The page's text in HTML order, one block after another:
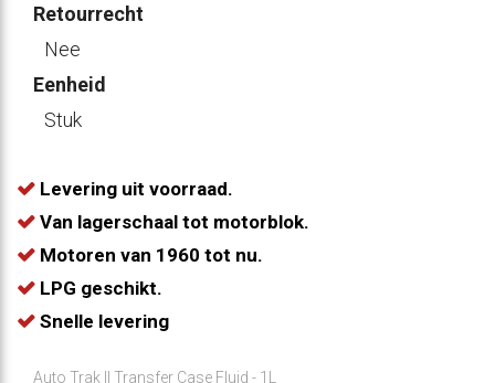
Retourrecht
Nee
Eenheid
Stuk
Levering uit voorraad.
Van lagerschaal tot motorblok.
Motoren van 1960 tot nu.
LPG geschikt.
Snelle levering
Auto Trak II Transfer Case Fluid - 1L